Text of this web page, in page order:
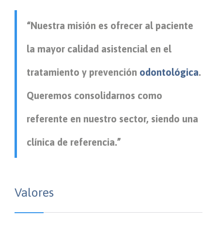
“Nuestra misión es ofrecer al paciente
la mayor calidad asistencial en el
tratamiento y prevención odontológica.
Queremos consolidarnos como
referente en nuestro sector, siendo una
clínica de referencia.”
Valores